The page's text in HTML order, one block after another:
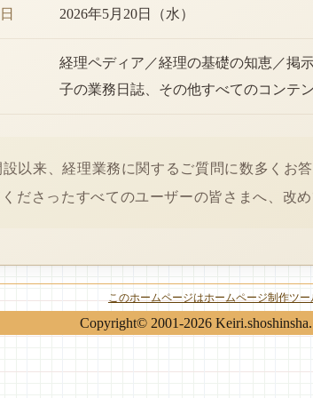
2026年5月20日（水）
経理ペディア／経理の基礎の知恵／掲
子の業務日誌、その他すべてのコンテ
設以来、経理業務に関するご質問に数多くお
くださったすべてのユーザーの皆さまへ、改
このホームページはホームページ制作ツ
Copyright© 2001-2026